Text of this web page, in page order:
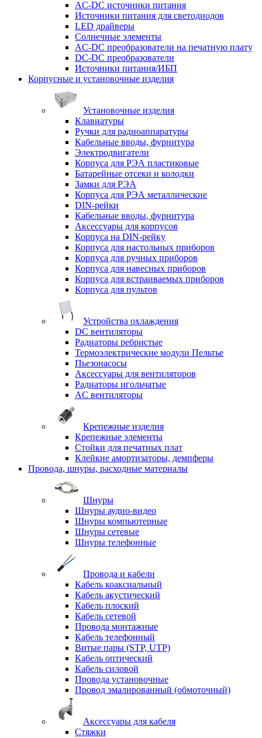
AC-DC источники питания
Источники питания для светодиодов
LED драйверы
Солнечные элементы
AC-DC преобразователи на печатную плату
DC-DC преобразователи
Источники питания/ИБП
Корпусные и установочные изделия
Установочные изделия
Клавиатуры
Ручки для радиоаппаратуры
Кабельные вводы, фурнитура
Электродвигатели
Корпуса для РЭА пластиковые
Батарейные отсеки и колодки
Замки для РЭА
Корпуса для РЭА металлические
DIN-рейки
Кабельные вводы, фурнитура
Аксессуары для корпусов
Корпуса на DIN-рейку
Корпуса для настольных приборов
Корпуса для ручных приборов
Корпуса для навесных приборов
Корпуса для встраиваемых приборов
Корпуса для пультов
Устройства охлаждения
DC вентиляторы
Радиаторы ребристые
Термоэлектрические модули Пельтье
Пьезонасосы
Аксессуары для вентиляторов
Радиаторы игольчатые
AC вентиляторы
Крепежные изделия
Крепежные элементы
Стойки для печатных плат
Клейкие амортизаторы, демпферы
Провода, шнуры, расходные материалы
Шнуры
Шнуры аудио-видео
Шнуры компьютерные
Шнуры сетевые
Шнуры телефонные
Провода и кабели
Кабель коаксиальный
Кабель акустический
Кабель плоский
Кабель сетевой
Провода монтажные
Кабель телефонный
Витые пары (STP, UTP)
Кабель оптический
Кабель силовой
Провода установочные
Провод эмалированный (обмоточный)
Аксессуары для кабеля
Стяжки